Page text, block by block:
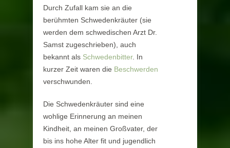
Durch Zufall kam sie an die
berühmten Schwedenkräuter (sie
werden dem schwedischen Arzt Dr.
Samst zugeschrieben), auch
bekannt als Schwedenbitter. In
kurzer Zeit waren die Beschwerden
verschwunden.
Die Schwedenkräuter sind eine
wohlige Erinnerung an meinen
Kindheit, an meinen Großvater, der
bis ins hohe Alter fit und jugendlich